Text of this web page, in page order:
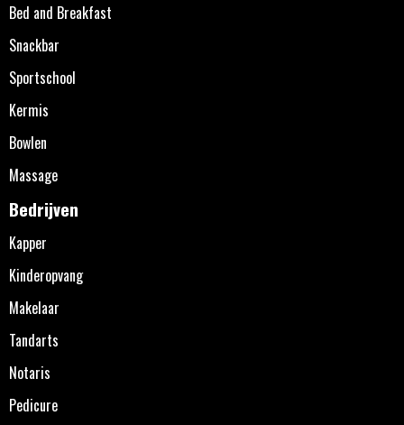
Bed and Breakfast
Snackbar
Sportschool
Kermis
Bowlen
Massage
Bedrijven
Kapper
Kinderopvang
Makelaar
Tandarts
Notaris
Pedicure